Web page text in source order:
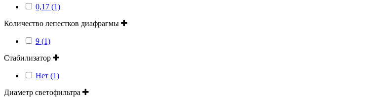
0,17 (1)
Количество лепестков диафрагмы
9 (1)
Стабилизатор
Нет (1)
Диаметр светофильтра